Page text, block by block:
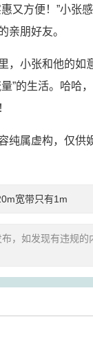
又方便！”小张
亲朋好友。
，小张和他的如
”的生活。哈哈
纯属虚构，仅供
宽带只有1m
，如发现有违规